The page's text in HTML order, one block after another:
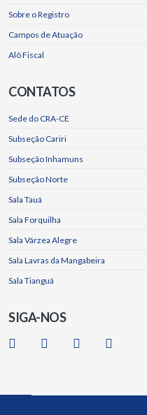
Sobre o Registro
Campos de Atuação
Alô Fiscal
CONTATOS
Sede do CRA-CE
Subseção Cariri
Subseção Inhamuns
Subseção Norte
Sala Tauá
Sala Forquilha
Sala Várzea Alegre
Sala Lavras da Mangabeira
Sala Tianguá
SIGA-NOS